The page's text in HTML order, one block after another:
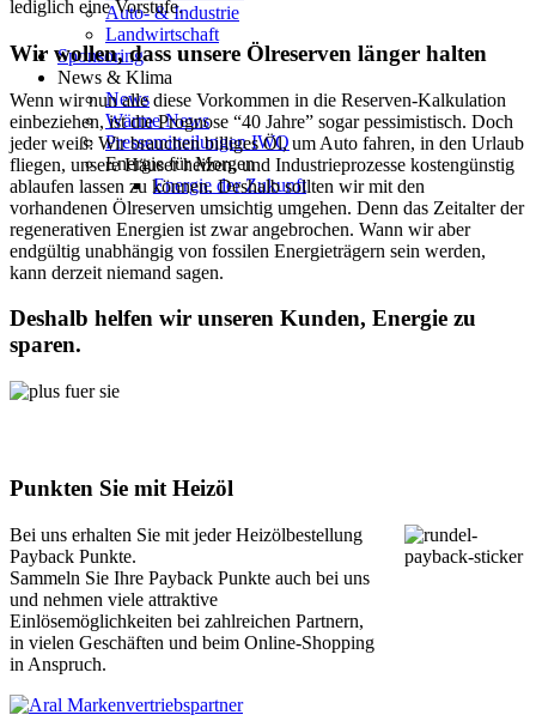
Auto- & Industrie
Landwirtschaft
Sponsoring
News & Klima
News
Wärme News
Pressemitteilungen IWO
Energie für Morgen
Energie der Zukunft
lediglich eine Vorstufe.
Wir wollen, dass unsere Ölreserven länger halten
Wenn wir nun alle diese Vorkommen in die Reserven-Kalkulation
einbeziehen, ist die Prognose “40 Jahre” sogar pessimistisch. Doch
jeder weiß: Wir brauchen billiges Öl, um Auto fahren, in den Urlaub
fliegen, unsere Häuser heizen, und Industrieprozesse kostengünstig
ablaufen lassen zu können. Deshalb sollten wir mit den
vorhandenen Ölreserven umsichtig umgehen. Denn das Zeitalter der
regenerativen Energien ist zwar angebrochen. Wann wir aber
endgültig unabhängig von fossilen Energieträgern sein werden,
kann derzeit niemand sagen.
Deshalb helfen wir unseren Kunden, Energie zu
sparen.
Punkten Sie mit Heizöl
Bei uns erhalten Sie mit jeder Heizölbestellung
Payback Punkte.
Sammeln Sie Ihre Payback Punkte auch bei uns
und nehmen viele attraktive
Einlösemöglichkeiten bei zahlreichen Partnern,
in vielen Geschäften und beim Online-Shopping
in Anspruch.